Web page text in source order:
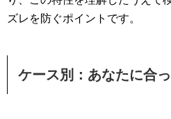
ズレを防ぐポイントです。
ケース別：あなたに合